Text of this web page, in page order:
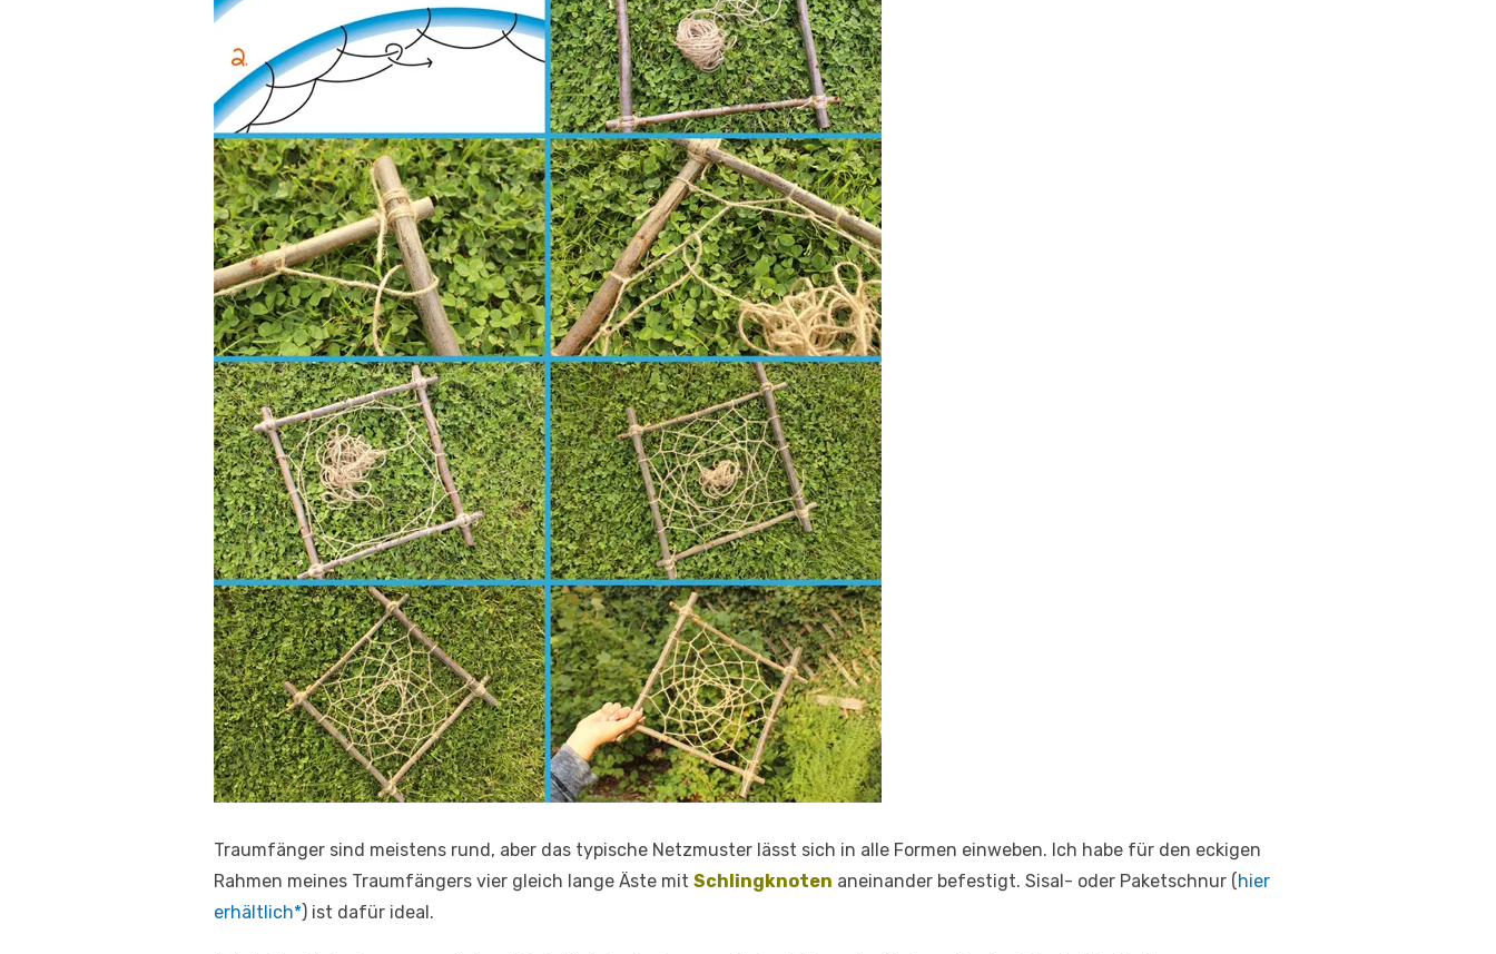
Traumfänger sind meistens rund, aber das typische Netzmuster lässt sich in alle Formen einweben. Ich habe für den eckigen
Rahmen meines Traumfängers vier gleich lange Äste mit Schlingknoten aneinander befestigt. Sisal- oder Paketschnur (hier
erhältlich*) ist dafür ideal.